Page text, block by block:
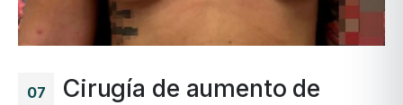
07
Cirugía de aumento de